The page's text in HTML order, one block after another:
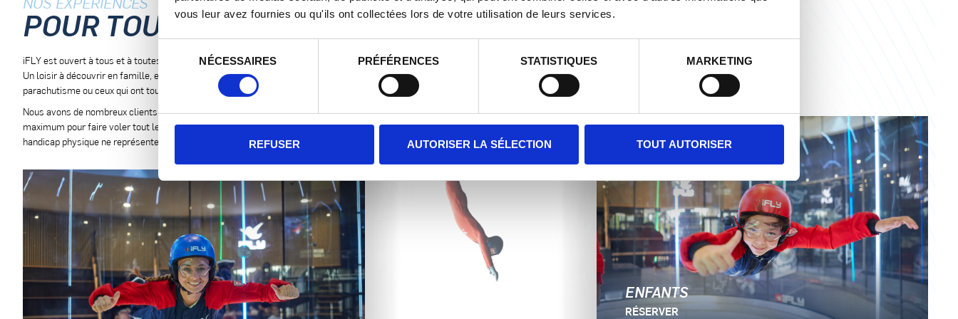
vous leur avez fournies ou qu'ils ont collectées lors de votre utilisation de leurs services.
du
consentement
NÉCESSAIRES PRÉFÉRENCES STATISTIQUES MARKETING
REFUSER AUTORISER LA SÉLECTION TOUT AUTORISER
longs, pensez à prendreun élastique
pour éviter les nœuds.
1 heure avant votre heure de vol.
Dirigez-vous vers la chambre de vol, accompagné de votre moniteur.
POUR TOUS & TOUTES
iFLY est ouvert à tous et à toutes. De 5 à 105 ans et pourquoi pas plus, il n’y a pas d’âge pour voler.
Un loisir à découvrir en famille, entre amis ou entre collègues. Mais aussi pour les passionnés du
parachutisme ou ceux qui ont toujours rêvé de sauter d’un avion !
Nous avons de nombreux clients réguliers qui sont en situation de handicap et faisons toujours notre
maximum pour faire voler tout le monde, peu importe le handicap ! Dans la majorité des cas, un
handicap physique ne représente aucun frein pour effectuer un vol.
ENFANTS
RÉSERVER